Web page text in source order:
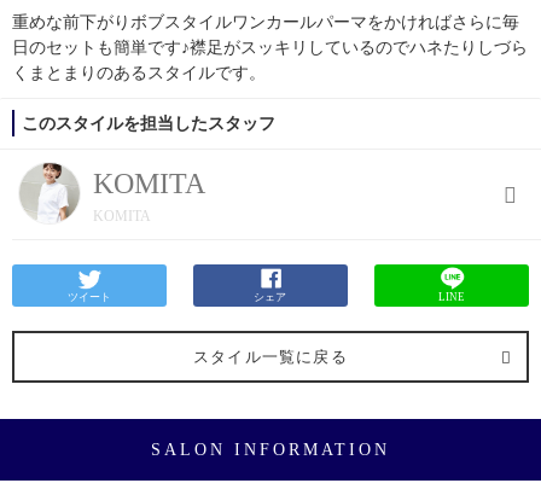
重めな前下がりボブスタイルワンカールパーマをかければさらに毎
日のセットも簡単です♪襟足がスッキリしているのでハネたりしづら
くまとまりのあるスタイルです。
このスタイルを担当したスタッフ
KOMITA
KOMITA
ツイート シェア LINE
スタイル一覧に戻る
SALON INFORMATION